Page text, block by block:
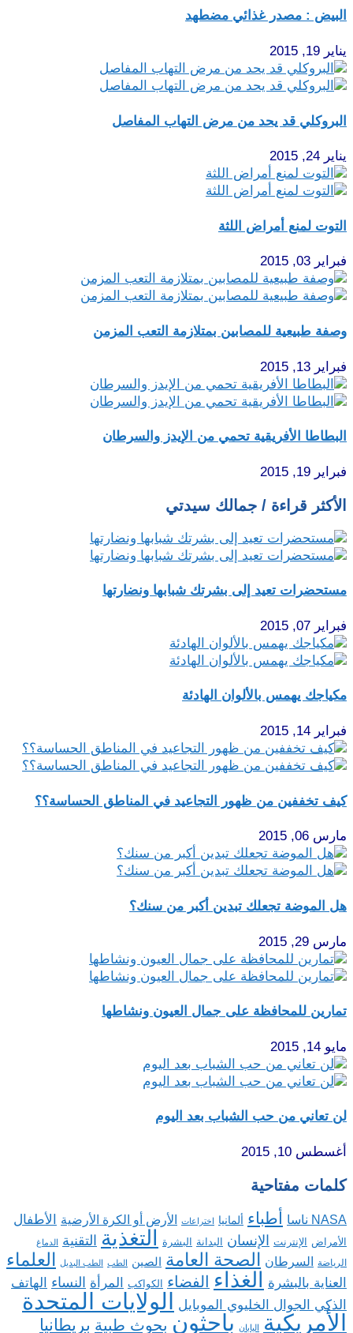
البيض : مصدر غذائي مضطهد
يناير 19, 2015
البروكلي قد يحد من مرض التهاب المفاصل
يناير 24, 2015
التوت لمنع أمراض اللثة
فبراير 03, 2015
وصفة طبيعية للمصابين بمتلازمة التعب المزمن
فبراير 13, 2015
البطاطا الأفريقية تحمي من الإيدز والسرطان
فبراير 19, 2015
الأكثر قراءة / جمالك سيدتي
مستحضرات تعيد إلى بشرتك شبابها ونضارتها
فبراير 07, 2015
مكياجك يهمس بالألوان الهادئة
فبراير 14, 2015
كيف تخففين من ظهور التجاعيد في المناطق الحساسة؟؟
مارس 06, 2015
هل الموضة تجعلك تبدين أكبر من سنك؟
مارس 29, 2015
تمارين للمحافظة على جمال العيون ونشاطها
مايو 14, 2015
لن تعاني من حب الشباب بعد اليوم
أغسطس 10, 2015
كلمات مفتاحية
NASA ناسا أطباء ألمانيا اختراعات الأرض أو الكرة الأرضية الأطفال
الأمراض الإنترنت الإنسان البدانة البشرة التغذية التقنية الدماغ
الرياضة السرطان الصحة العامة الصين الطب الطب البديل العلماء
العناية بالبشرة الغذاء الفضاء الكواكب المرأة النساء
الهاتف
الذكي الجوال الخليوي الموبايل
الولايات المتحدة
الأمريكية
اليابان باحثون بحوث طبية بريطانيا